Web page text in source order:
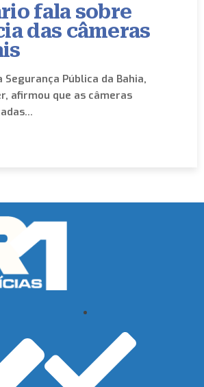
fala sobre
das câmeras
Pública da Bahia,
afirmou que as câmeras